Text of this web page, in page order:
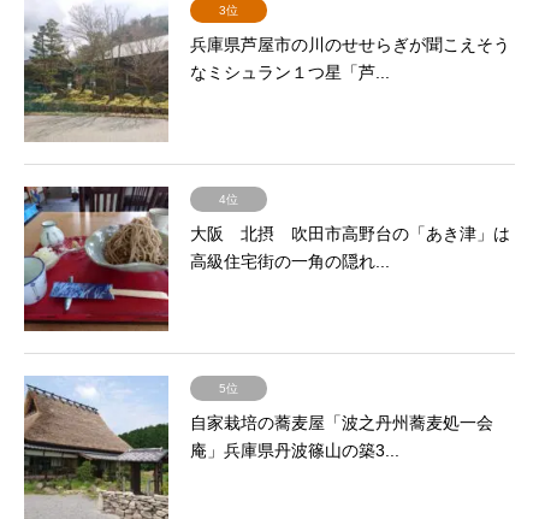
3位
兵庫県芦屋市の川のせせらぎが聞こえそう
なミシュラン１つ星「芦...
4位
大阪 北摂 吹田市高野台の「あき津」は
高級住宅街の一角の隠れ...
5位
自家栽培の蕎麦屋「波之丹州蕎麦処一会
庵」兵庫県丹波篠山の築3...